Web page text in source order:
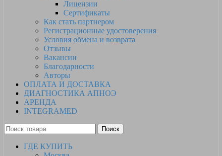
Лицензии
Сертификаты
Как стать партнером
Регистрационные удостоверения
Условия обмена и возврата
Отзывы
Вакансии
Благодарности
Авторы
ОПЛАТА И ДОСТАВКА
ДИАГНОСТИКА АПНОЭ
АРЕНДА
INTEGRAMED
Поиск
ГДЕ КУПИТЬ